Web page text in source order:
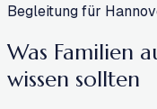
Begleitung für
Was Familien
wissen sollten